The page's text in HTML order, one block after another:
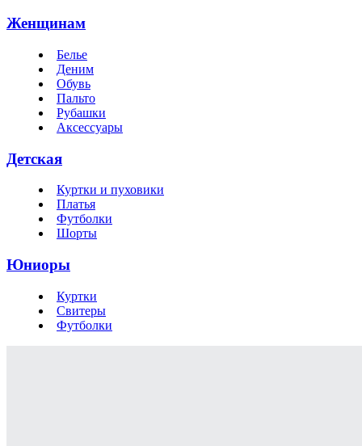
Женщинам
Белье
Деним
Обувь
Пальто
Рубашки
Аксессуары
Детская
Куртки и пуховики
Платья
Футболки
Шорты
Юниоры
Куртки
Свитеры
Футболки